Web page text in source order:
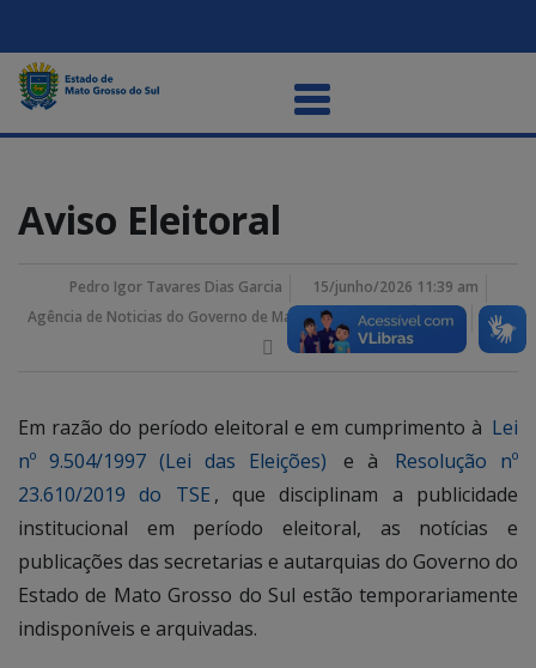
Aviso Eleitoral
Pedro Igor Tavares Dias Garcia
15/junho/2026 11:39 am
Agência de Noticias do Governo de Mato Grosso do Sul
Em razão do período eleitoral e em cumprimento à Lei
nº 9.504/1997 (Lei das Eleições)
e à
Resolução nº
23.610/2019 do TSE , que disciplinam a publicidade
institucional em período eleitoral, as notícias e
publicações das secretarias e autarquias do Governo do
Estado de Mato Grosso do Sul estão temporariamente
indisponíveis e arquivadas.